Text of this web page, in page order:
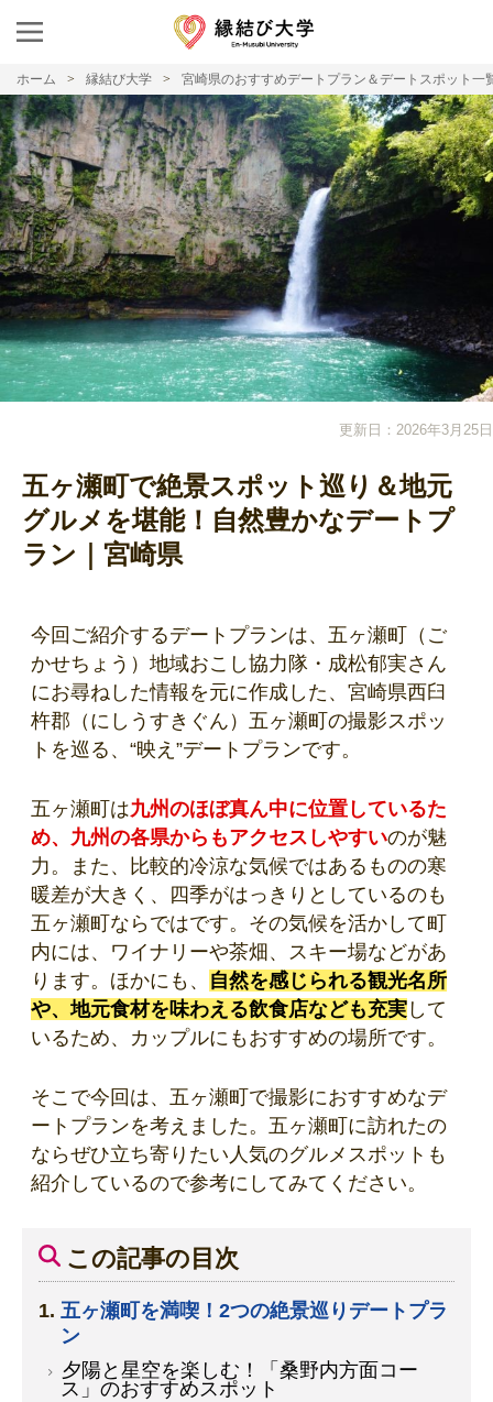
ホーム 縁結び大学 宮崎県のおすすめデートプラン＆デートスポット一
更新日：2026年3月25日
五ヶ瀬町で絶景スポット巡り＆地元
グルメを堪能！自然豊かなデートプ
ラン｜宮崎県
今回ご紹介するデートプランは、五ヶ瀬町（ご
かせちょう）地域おこし協力隊・成松郁実さん
にお尋ねした情報を元に作成した、宮崎県西臼
杵郡（にしうすきぐん）五ヶ瀬町の撮影スポッ
トを巡る、“映え”デートプランです。
五ヶ瀬町は九州のほぼ真ん中に位置しているた
め、九州の各県からもアクセスしやすいのが魅
力。また、比較的冷涼な気候ではあるものの寒
暖差が大きく、四季がはっきりとしているのも
五ヶ瀬町ならではです。その気候を活かして町
内には、ワイナリーや茶畑、スキー場などがあ
ります。ほかにも、 自然を感じられる観光名所
や、地元食材を味わえる飲食店なども充実 して
いるため、カップルにもおすすめの場所です。
そこで今回は、五ヶ瀬町で撮影におすすめなデ
ートプランを考えました。五ヶ瀬町に訪れたの
ならぜひ立ち寄りたい人気のグルメスポットも
紹介しているので参考にしてみてください。
この記事の目次
五ヶ瀬町を満喫！2つの絶景巡りデートプラ
ン
夕陽と星空を楽しむ！「桑野内方面コー
ス」のおすすめスポット